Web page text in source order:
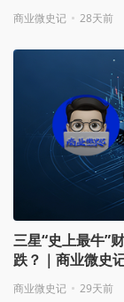
商业微史记 28天前
三星“史上最牛”
跌？｜商业微史
商业微史记 29天前